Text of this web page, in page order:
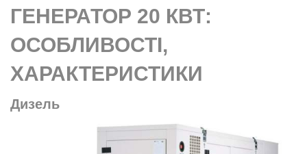
ГЕНЕРАТОР 20 КВТ:
ОСОБЛИВОСТІ,
ХАРАКТЕРИСТИКИ
Дизель